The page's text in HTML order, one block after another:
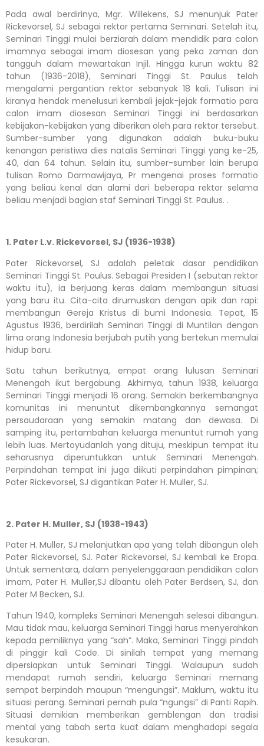
Pada awal berdirinya, Mgr. Willekens, SJ menunjuk Pater
Rickevorsel, SJ sebagai rektor pertama Seminari. Setelah itu,
Seminari Tinggi mulai berziarah dalam mendidik para calon
imamnya sebagai imam diosesan yang peka zaman dan
tangguh dalam mewartakan Injil. Hingga kurun waktu 82
tahun (1936-2018), Seminari Tinggi St. Paulus telah
mengalami pergantian rektor sebanyak 18 kali. Tulisan ini
kiranya hendak menelusuri kembali jejak-jejak formatio para
calon imam diosesan Seminari Tinggi ini berdasarkan
kebijakan-kebijakan yang diberikan oleh para rektor tersebut.
Sumber-sumber yang digunakan adalah buku-buku
kenangan peristiwa dies natalis Seminari Tinggi yang ke-25,
40, dan 64 tahun. Selain itu, sumber-sumber lain berupa
tulisan Romo Darmawijaya, Pr mengenai proses formatio
yang beliau kenal dan alami dari beberapa rektor selama
beliau menjadi bagian staf Seminari Tinggi St. Paulus. .
1. Pater L.v. Rickevorsel, SJ (1936-1938)
Pater Rickevorsel, SJ adalah peletak dasar pendidikan
Seminari Tinggi St. Paulus. Sebagai Presiden I (sebutan rektor
waktu itu), ia berjuang keras dalam membangun situasi
yang baru itu. Cita-cita dirumuskan dengan apik dan rapi:
membangun Gereja Kristus di bumi Indonesia. Tepat, 15
Agustus 1936, berdirilah Seminari Tinggi di Muntilan dengan
lima orang Indonesia berjubah putih yang bertekun memulai
hidup baru.
Satu tahun berikutnya, empat orang lulusan Seminari
Menengah ikut bergabung. Akhirnya, tahun 1938, keluarga
Seminari Tinggi menjadi 16 orang. Semakin berkembangnya
komunitas ini menuntut dikembangkannya semangat
persaudaraan yang semakin matang dan dewasa. Di
samping itu, pertambahan keluarga menuntut rumah yang
lebih luas. Mertoyudanlah yang dituju, meskipun tempat itu
seharusnya diperuntukkan untuk Seminari Menengah.
Perpindahan tempat ini juga diikuti perpindahan pimpinan;
Pater Rickevorsel, SJ digantikan Pater H. Muller, SJ.
2. Pater H. Muller, SJ (1938-1943)
Pater H. Muller, SJ melanjutkan apa yang telah dibangun oleh
Pater Rickevorsel, SJ. Pater Rickevorsel, SJ kembali ke Eropa.
Untuk sementara, dalam penyelenggaraan pendidikan calon
imam, Pater H. Muller,SJ dibantu oleh Pater Berdsen, SJ, dan
Pater M Becken, SJ.
Tahun 1940, kompleks Seminari Menengah selesai dibangun.
Mau tidak mau, keluarga Seminari Tinggi harus menyerahkan
kepada pemiliknya yang “sah”. Maka, Seminari Tinggi pindah
di pinggir kali Code. Di sinilah tempat yang memang
dipersiapkan untuk Seminari Tinggi. Walaupun sudah
mendapat rumah sendiri, keluarga Seminari memang
sempat berpindah maupun “mengungsi”. Maklum, waktu itu
situasi perang. Seminari pernah pula “ngungsi” di Panti Rapih.
Situasi demikian memberikan gemblengan dan tradisi
mental yang tabah serta kuat dalam menghadapi segala
kesukaran.